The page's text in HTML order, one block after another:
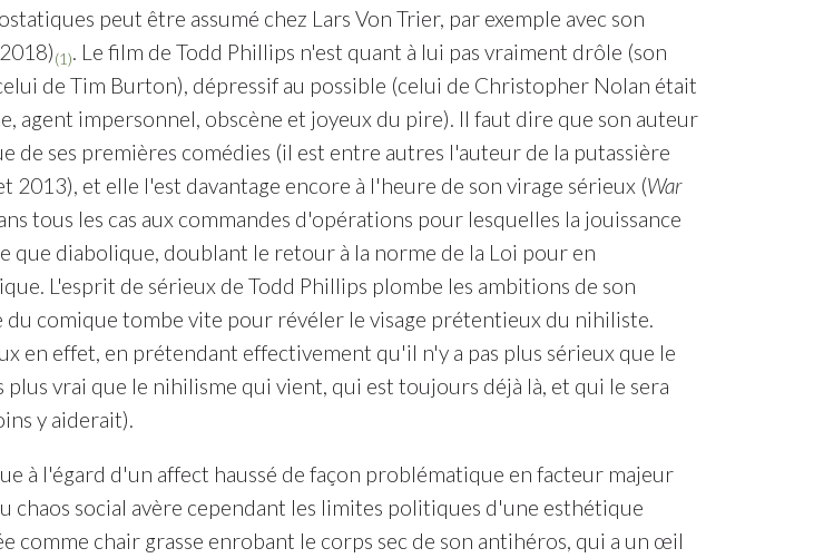
peut être assumé chez Lars Von Trier, par exemple avec son
(1). Le film de Todd Phillips n'est quant à lui pas vraiment drôle (son
de Tim Burton), dépressif au possible (celui de Christopher Nolan était
agent impersonnel, obscène et joyeux du pire). Il faut dire que son auteur
de ses premières comédies (il est entre autres l'auteur de la putassière
2013), et elle l'est davantage encore à l'heure de son virage sérieux (War
tous les cas aux commandes d'opérations pour lesquelles la jouissance
que diabolique, doublant le retour à la norme de la Loi pour en
L'esprit de sérieux de Todd Phillips plombe les ambitions de son
du comique tombe vite pour révéler le visage prétentieux du nihiliste.
en effet, en prétendant effectivement qu'il n'y a pas plus sérieux que le
vrai que le nihilisme qui vient, qui est toujours déjà là, et qui le sera
y aiderait).
à l'égard d'un affect haussé de façon problématique en facteur majeur
chaos social avère cependant les limites politiques d'une esthétique
comme chair grasse enrobant le corps sec de son antihéros, qui a un œil